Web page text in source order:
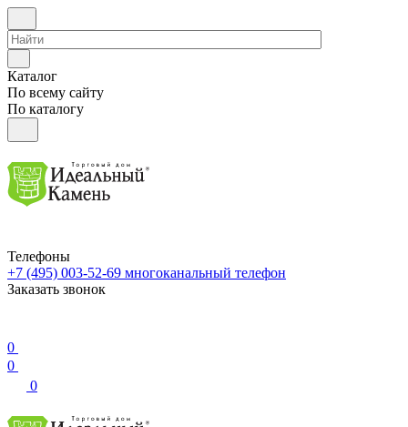
Каталог
По всему сайту
По каталогу
Телефоны
+7 (495) 003-52-69 многоканальный телефон
Заказать звонок
0
0
0